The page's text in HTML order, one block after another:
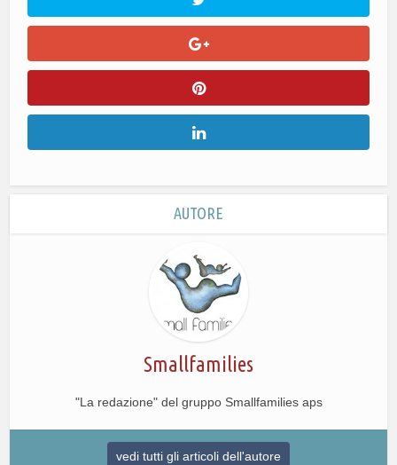
AUTORE
Smallfamilies
"La redazione" del gruppo Smallfamilies aps
vedi tutti gli articoli dell'autore